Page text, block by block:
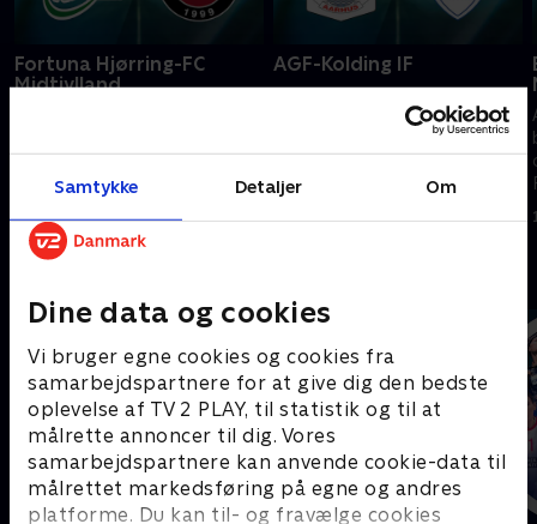
Samtykke Detaljer Om
Dine data og cookies
Vi bruger egne cookies og cookies fra
samarbejdspartnere for at give dig den bedste
oplevelse af TV 2 PLAY, til statistik og til at
målrette annoncer til dig. Vores
samarbejdspartnere kan anvende cookie-data til
målrettet markedsføring på egne og andres
platforme. Du kan til- og fravælge cookies
Fortuna Hjørring-FC
Midtjylland
om ære og mesterskab.
Forvent masser af tempo,
kompromisløse spillere brager
sammen.
4. august 2026 • 116 min
AGF-Kolding IF
bedste kvindehold i kampen
om ære og mesterskab.
teknik og passion, når de
2. august 2026 • 123 min